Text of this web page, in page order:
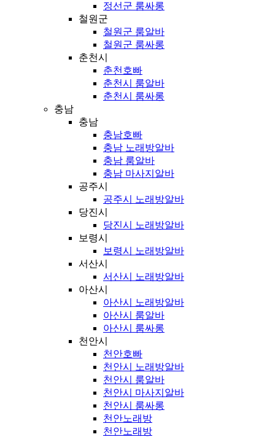
정선군 룸싸롱
철원군
철원군 룸알바
철원군 룸싸롱
춘천시
춘천호빠
춘천시 룸알바
춘천시 룸싸롱
충남
충남
충남호빠
충남 노래방알바
충남 룸알바
충남 마사지알바
공주시
공주시 노래방알바
당진시
당진시 노래방알바
보령시
보령시 노래방알바
서산시
서산시 노래방알바
아산시
아산시 노래방알바
아산시 룸알바
아산시 룸싸롱
천안시
천안호빠
천안시 노래방알바
천안시 룸알바
천안시 마사지알바
천안시 룸싸롱
천안노래방
천안노래방